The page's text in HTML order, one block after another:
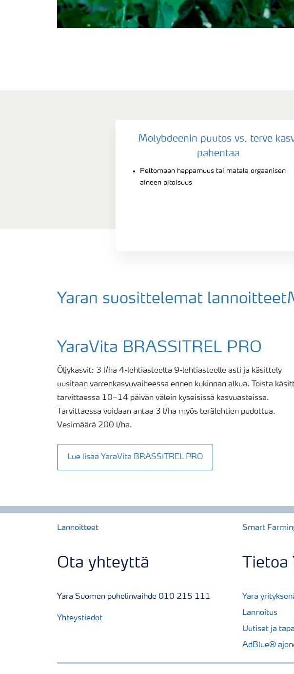
Molybdeenin puutos vs. terve
pahentaa
Peltomaan happamuus tai matala orgaanisen
aineen pitoisuus
Yaran suosittelemat
YaraVita BRASSITREL PRO
Öljykasvit: 3 l/ha 4-lehtiasteelta 9-lehtiasteelle asti ja käsittely
uusitaan varrenkasvuvaiheessa ennen kukinnan alkua. Toista
tarvittaessa 10–14 päivän välein kyseisissä kasvuasteissa.
Tarvittaessa voidaan antaa 3 l/ha myös terälehtien pudottua.
Vesimäärä 200 l/ha.
Lue lisää YaraVita BRASSITREL PRO
Lannoitteet Smart
Ota yhteyttä
Yara Suomen puhelinvaihde 010 215 111
Yhteystiedot
Tietoa
Yara
Lannoitus
Uutiset ja
AdBlue®